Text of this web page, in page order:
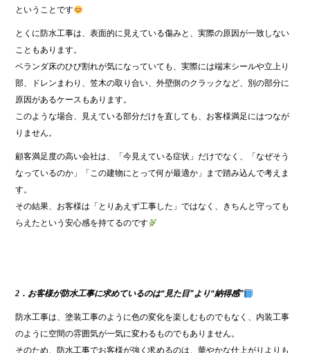
ということです
とくに防水工事は、表面的に見えている傷みと、実際の原因が一致しない
こともあります。
ベランダ床のひび割れが気になっていても、実際には端末シールや立上り
部、ドレンまわり、笠木の取り合い、外壁側のクラックなど、別の部分に
原因があるケースもあります。
このような場合、見えている部分だけを直しても、お客様満足にはつなが
りません。
顧客満足度の高い会社は、「今見えている症状」だけでなく、「なぜそう
なっているのか」「この建物にとって何が最適か」まで踏み込んで考えま
す。
その結果、お客様は「とりあえず工事した」ではなく、きちんと守っても
らえたという安心感を持てるのです
2．お客様が防水工事に求めているのは“見た目”より“納得感”
防水工事は、塗装工事のように色の変化を楽しむものでもなく、内装工事
のように空間の雰囲気が一気に変わるものでもありません。
そのため、防水工事でお客様が強く求めるのは、華やかな仕上がりよりも